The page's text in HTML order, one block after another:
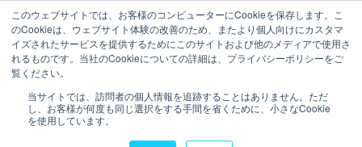
このウェブサイトでは、お客様のコンピューターにCookieを保存します。こ
のCookieは、ウェブサイト体験の改善のため、またより個人向けにカスタマ
イズされたサービスを提供するためにこのサイトおよび他のメディアで使用さ
れるものです。当社のCookieについての詳細は、プライバシーポリシーをご
覧ください。
当サイトでは、訪問者の個人情報を追跡することはありません。ただ
し、お客様が何度も同じ選択をする手間を省くために、小さなCookie
を使用しています。
お問い合わせ
3 分で読むことができます。
【Qlik Sense】昨年同週のデ
ータの作成方法